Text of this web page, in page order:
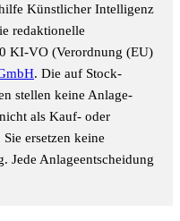
Künstlicher Intelligenz
redaktionelle
KI-VO (Verordnung (EU)
. Die auf Stock-
stellen keine Anlage-
als Kauf- oder
ersetzen keine
Jede Anlageentscheidung